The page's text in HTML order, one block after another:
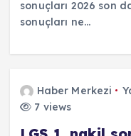
sonuçları 2026 son
sonuçları ne…
Haber Merkezi
7 views